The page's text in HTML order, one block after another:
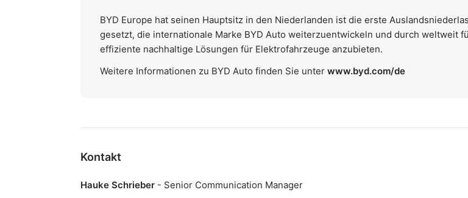
BYD Europe hat seinen Hauptsitz in den Niederlanden ist die erste
gesetzt, die internationale Marke BYD Auto weiterzuentwickeln und durch weltweit
effiziente nachhaltige Lösungen für Elektrofahrzeuge anzubieten.
Weitere Informationen zu BYD Auto finden Sie unter www.byd.com/de
Kontakt
Hauke Schrieber - Senior Communication Manager